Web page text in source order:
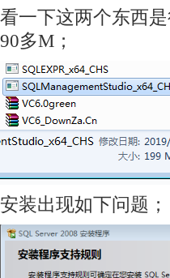
看一下这两个东西
90多M；
安装出现如下问题；